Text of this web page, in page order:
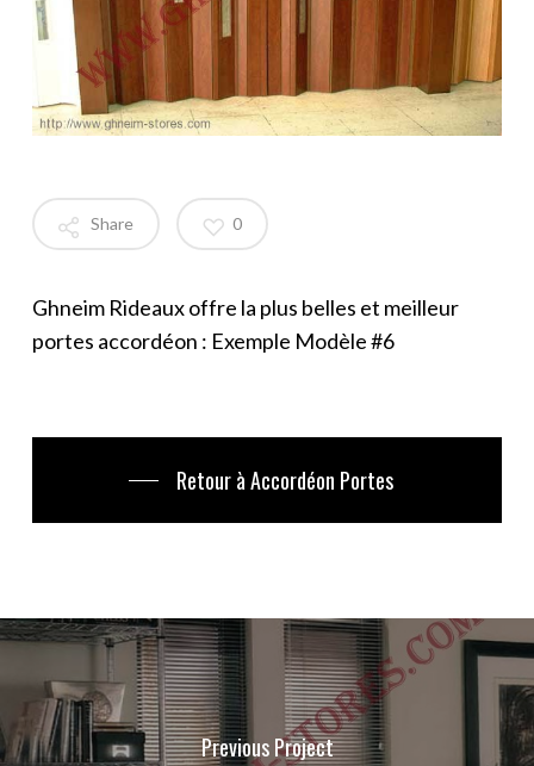
Share 0
Ghneim Rideaux offre la plus belles et meilleur
portes accordéon : Exemple Modèle #6
Retour à Accordéon Portes
Previous Project